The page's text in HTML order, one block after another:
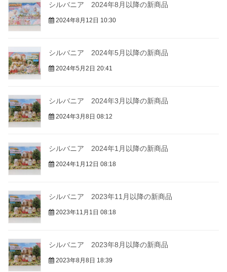
シルバニア 2024年8月以降の新商品
2024年8月12日 10:30
シルバニア 2024年5月以降の新商品
2024年5月2日 20:41
シルバニア 2024年3月以降の新商品
2024年3月8日 08:12
シルバニア 2024年1月以降の新商品
2024年1月12日 08:18
シルバニア 2023年11月以降の新商品
2023年11月1日 08:18
シルバニア 2023年8月以降の新商品
2023年8月8日 18:39